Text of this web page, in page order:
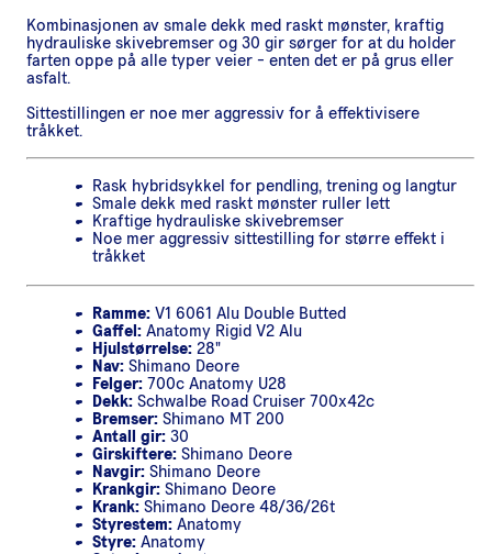
Kombinasjonen av smale dekk med raskt mønster, kraftig
hydrauliske skivebremser og 30 gir sørger for at du holder
farten oppe på alle typer veier - enten det er på grus eller
asfalt.
Sittestillingen er noe mer aggressiv for å effektivisere
tråkket.
Rask hybridsykkel for pendling, trening og langtur
Smale dekk med raskt mønster ruller lett
Kraftige hydrauliske skivebremser
Noe mer aggressiv sittestilling for større effekt i
tråkket
Ramme: V1 6061 Alu Double Butted
Gaffel: Anatomy Rigid V2 Alu
Hjulstørrelse: 28"
Nav: Shimano Deore
Felger: 700c Anatomy U28
Dekk: Schwalbe Road Cruiser 700x42c
Bremser: Shimano MT 200
Antall gir: 30
Girskiftere: Shimano Deore
Navgir: Shimano Deore
Krankgir: Shimano Deore
Krank: Shimano Deore 48/36/26t
Styrestem: Anatomy
Styre: Anatomy